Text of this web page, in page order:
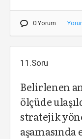
0 Yorum
11.Soru
Belirlenen
ölçüde
stratejik
aşamasında